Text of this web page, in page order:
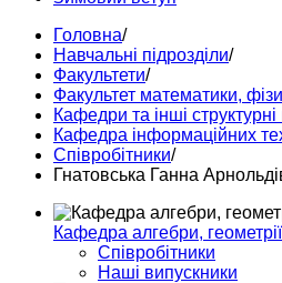
Головна/
Навчальні підрозділи/
Факультети/
Факультет математики,
Кафедри та інші структурні
Кафедра інформаційних
Спiвробiтники/
Гнатовська Ганна
Кафедра алгебри,
Співробітники
Наші випускники